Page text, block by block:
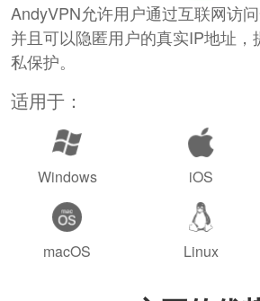
AndyVPN允许用户通过互联网访
并且可以隐匿用户的真实IP地址，
私保护。
适用于：
Windows iOS
macOS Linux